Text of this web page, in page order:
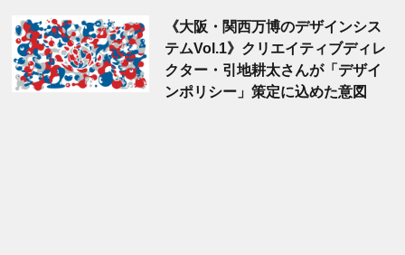
《大阪・関西万博のデザインシス
テムVol.1》クリエイティブディレ
クター・引地耕太さんが「デザイ
ンポリシー」策定に込めた意図